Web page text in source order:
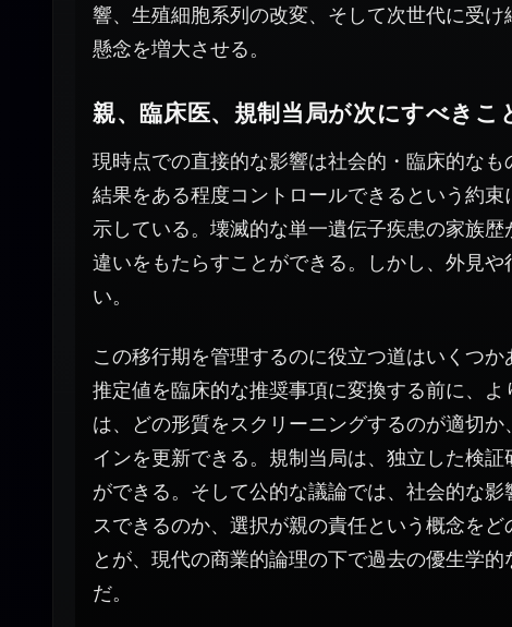
響、生殖細胞系列の改変、そして次世代に受
懸念を増大させる。
親、臨床医、規制当局が次にすべきこ
現時点での直接的な影響は社会的・臨床的な
結果をある程度コントロールできるという約
示している。壊滅的な単一遺伝子疾患の家族
違いをもたらすことができる。しかし、外見
い。
この移行期を管理するのに役立つ道はいくつ
推定値を臨床的な推奨事項に変換する前に、
は、どの形質をスクリーニングするのが適切
インを更新できる。規制当局は、独立した検
ができる。そして公的な議論では、社会的な
スできるのか、選択が親の責任という概念を
とが、現代の商業的論理の下で過去の優生学
だ。